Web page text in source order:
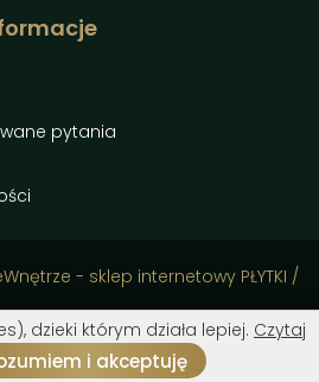
Wyczyść
pytania
- sklep internetowy PŁYTKI /
dzieki którym działa lepiej. Czytaj
i akceptuję